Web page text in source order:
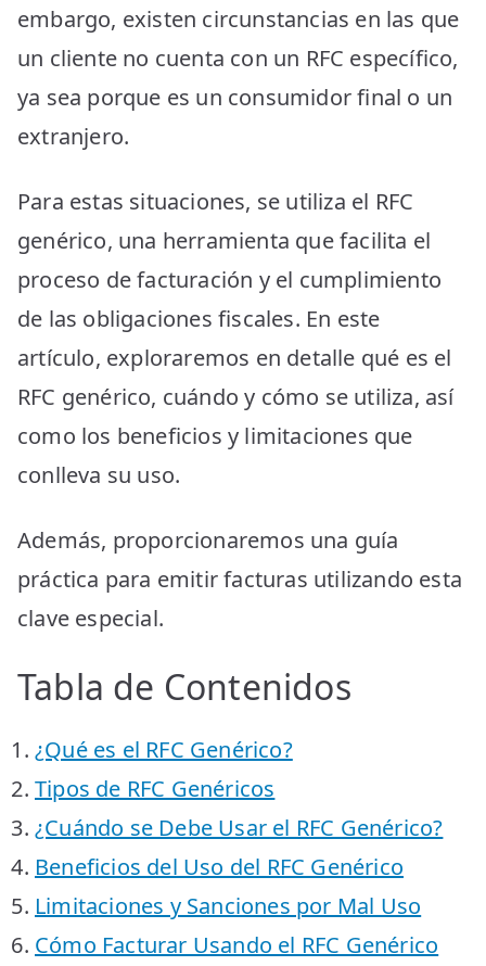
de
Efectiva
embargo, existen circunstancias en las que
un cliente no cuenta con un RFC específico,
ya sea porque es un consumidor final o un
extranjero.
Para estas situaciones, se utiliza el RFC
genérico, una herramienta que facilita el
proceso de facturación y el cumplimiento
de las obligaciones fiscales. En este
artículo, exploraremos en detalle qué es el
RFC genérico, cuándo y cómo se utiliza, así
como los beneficios y limitaciones que
conlleva su uso.
Además, proporcionaremos una guía
práctica para emitir facturas utilizando esta
clave especial.
Tabla de Contenidos
¿Qué es el RFC Genérico?
Tipos de RFC Genéricos
¿Cuándo se Debe Usar el RFC Genérico?
Beneficios del Uso del RFC Genérico
Limitaciones y Sanciones por Mal Uso
Cómo Facturar Usando el RFC Genérico